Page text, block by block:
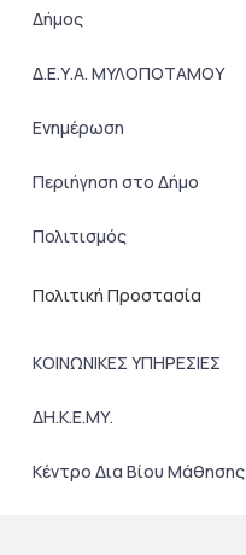
Δήμος
Δ.Ε.Υ.Α. ΜΥΛΟΠΟΤΑΜΟΥ
Ενημέρωση
Περιήγηση στο Δήμο
Πολιτισμός
Πολιτική Προστασία
ΚΟΙΝΩΝΙΚΕΣ ΥΠΗΡΕΣΙΕΣ
ΔΗ.Κ.Ε.ΜΥ.
Κέντρο Δια Βίου Μάθησης